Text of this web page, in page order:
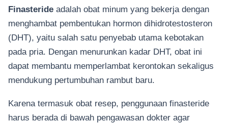
Finasteride adalah obat minum yang bekerja dengan
menghambat pembentukan hormon dihidrotestosteron
(DHT), yaitu salah satu penyebab utama kebotakan
pada pria. Dengan menurunkan kadar DHT, obat ini
dapat membantu memperlambat kerontokan sekaligus
mendukung pertumbuhan rambut baru.
Karena termasuk obat resep, penggunaan finasteride
harus berada di bawah pengawasan dokter agar